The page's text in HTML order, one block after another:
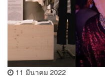
11 มีนาคม 2022